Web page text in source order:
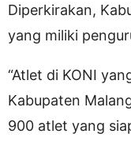
Diperkirakan,
yang miliki
“Atlet di KONI
Kabupaten
900 atlet yang